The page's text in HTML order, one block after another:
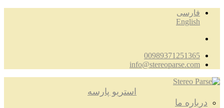
فارسی
English
00989371251365
info@stereoparse.com
استریو پارسه
درباره ما